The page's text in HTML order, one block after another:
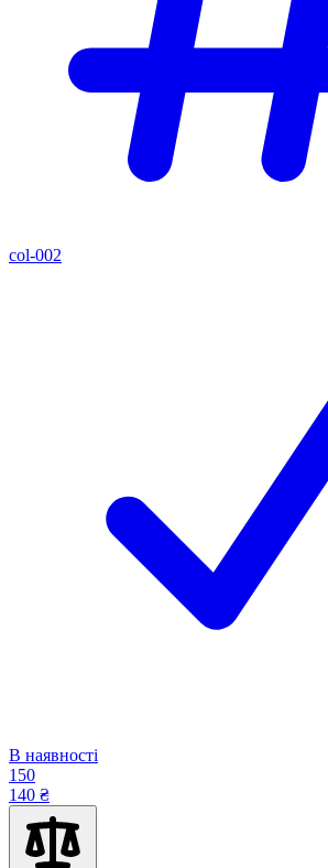
col-002
В наявності
150
140 ₴